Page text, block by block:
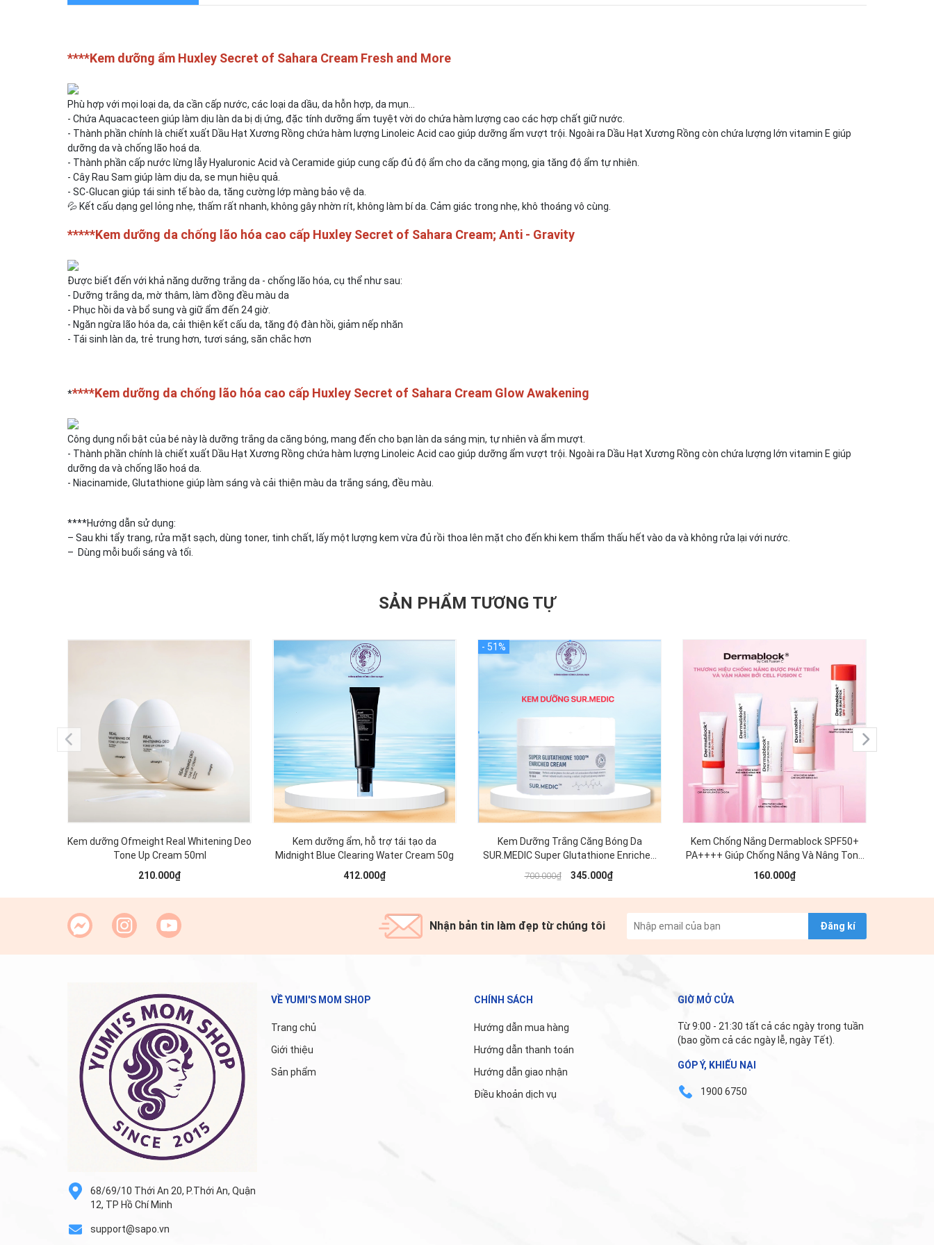
****Kem dưỡng ẩm Huxley Secret of Sahara Cream Fresh and More
Phù hợp với mọi loại da, da cần cấp nước, các loại da dầu, da hỗn hợp, da mụn…
- Chứa Aquacacteen giúp làm dịu làn da bị dị ứng, đặc tính dưỡng ẩm tuyệt vời do chứa hàm lượng cao các hợp chất giữ nước.
- Thành phần chính là chiết xuất Dầu Hạt Xương Rồng chứa hàm lượng Linoleic Acid cao giúp dưỡng ẩm vượt trội. Ngoài ra Dầu Hạt Xương Rồng còn chứa lượng lớn vitamin E giúp
dưỡng da và chống lão hoá da.
- Thành phần cấp nước lừng lẫy Hyaluronic Acid và Ceramide giúp cung cấp đủ độ ẩm cho da căng mọng, gia tăng độ ẩm tự nhiên.
- Cây Rau Sam giúp làm dịu da, se mụn hiệu quả.
- SC-Glucan giúp tái sinh tế bào da, tăng cường lớp màng bảo vệ da.
💦 Kết cấu dạng gel lỏng nhẹ, thấm rất nhanh, không gây nhờn rít, không làm bí da. Cảm giác trong nhẹ, khô thoáng vô cùng.
*****Kem dưỡng da chống lão hóa cao cấp Huxley Secret of Sahara Cream; Anti - Gravity
Được biết đến với khả năng dưỡng trắng da - chống lão hóa, cụ thể như sau:
- Dưỡng trắng da, mờ thâm, làm đồng đều màu da
- Phục hồi da và bổ sung và giữ ẩm đến 24 giờ.
- Ngăn ngừa lão hóa da, cải thiện kết cấu da, tăng độ đàn hồi, giảm nếp nhăn
- Tái sinh làn da, trẻ trung hơn, tươi sáng, săn chắc hơn
*****Kem dưỡng da chống lão hóa cao cấp Huxley Secret of Sahara Cream Glow Awakening
Công dụng nổi bật của bé này là dưỡng trắng da căng bóng, mang đến cho bạn làn da sáng mịn, tự nhiên và ẩm mượt.
- Thành phần chính là chiết xuất Dầu Hạt Xương Rồng chứa hàm lượng Linoleic Acid cao giúp dưỡng ẩm vượt trội. Ngoài ra Dầu Hạt Xương Rồng còn chứa lượng lớn vitamin E giúp
dưỡng da và chống lão hoá da.
- Niacinamide, Glutathione giúp làm sáng và cải thiện màu da trắng sáng, đều màu.
****Hướng dẫn sử dụng:
– Sau khi tẩy trang, rửa mặt sạch, dùng toner, tinh chất, lấy một lượng kem vừa đủ rồi thoa lên mặt cho đến khi kem thẩm thấu hết vào da và không rửa lại với nước.
– Dùng mỗi buổi sáng và tối.
SẢN PHẨM TƯƠNG TỰ
Kem dưỡng Ofmeight Real Whitening Deo
Tone Up Cream 50ml
210.000₫
Kem dưỡng ẩm, hỗ trợ tái tạo da
Midnight Blue Clearing Water Cream 50g
412.000₫
Kem Dưỡng Trắng Căng Bóng Da
SUR.MEDIC Super Glutathione Enriched
Cream 50ml
700.000₫ 345.000₫
Kem Chống Nắng Dermablock SPF50+
PA++++ Giúp Chống Nắng Và Nâng Tone
Cho Mọi Loại Da 35ml
160.000₫
Nhận bản tin làm đẹp từ chúng tôi Đăng kí
68/69/10 Thới An 20, P.Thới An, Quận
12, TP Hồ Chí Minh
support@sapo.vn
VỀ YUMI'S MOM SHOP
Trang chủ
Giới thiệu
Sản phẩm
CHÍNH SÁCH
Hướng dẫn mua hàng
Hướng dẫn thanh toán
Hướng dẫn giao nhận
Điều khoản dịch vụ
GIỜ MỞ CỬA
Từ 9:00 - 21:30 tất cả các ngày trong tuần
(bao gồm cả các ngày lễ, ngày Tết).
GÓP Ý, KHIẾU NẠI
1900 6750